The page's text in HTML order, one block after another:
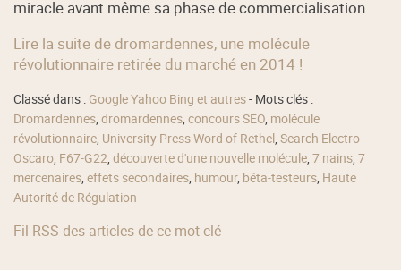
miracle avant même sa phase de commercialisation.
Lire la suite de dromardennes, une molécule
révolutionnaire retirée du marché en 2014 !
Classé dans : Google Yahoo Bing et autres- Mots clés :
Dromardennes,dromardennes,concours SEO, molécule
révolutionnaire, University Press Word of Rethel ,Search Electro
Oscaro, F67-G22,découverte d'une nouvelle molécule,7 nains,7
mercenaires,effets secondaires, humour, bêta-testeurs, Haute
Autorité de Régulation
Fil RSS des articles de ce mot clé